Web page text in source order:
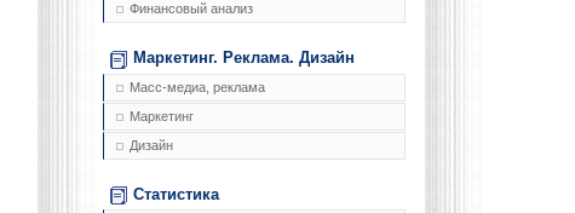
Финансовый анализ
Маркетинг. Реклама. Дизайн
Масс-медиа, реклама
Маркетинг
Дизайн
Статистика